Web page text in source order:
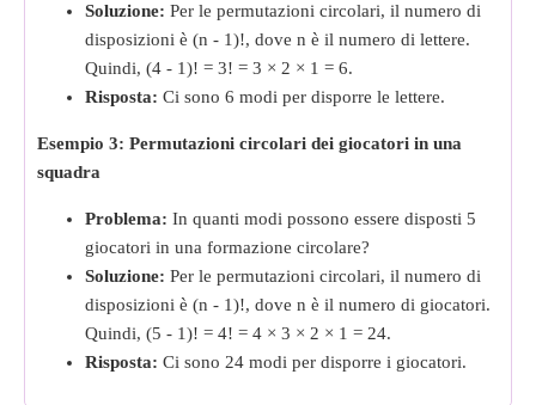
Soluzione: Per le permutazioni circolari, il numero di
disposizioni è (n - 1)!, dove n è il numero di lettere.
Quindi, (4 - 1)! = 3! = 3 × 2 × 1 = 6.
Risposta: Ci sono 6 modi per disporre le lettere.
Esempio 3: Permutazioni circolari dei giocatori in una
squadra
Problema: In quanti modi possono essere disposti 5
giocatori in una formazione circolare?
Soluzione: Per le permutazioni circolari, il numero di
disposizioni è (n - 1)!, dove n è il numero di giocatori.
Quindi, (5 - 1)! = 4! = 4 × 3 × 2 × 1 = 24.
Risposta: Ci sono 24 modi per disporre i giocatori.